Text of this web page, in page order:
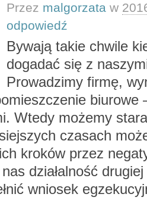
Przez malgorzata w
odpowiedź
Bywają takie chwile
dogadać się z
Prowadzimy firmę,
biurowe
Wtedy możemy
czasach
kroków przez
działalność
wniosek